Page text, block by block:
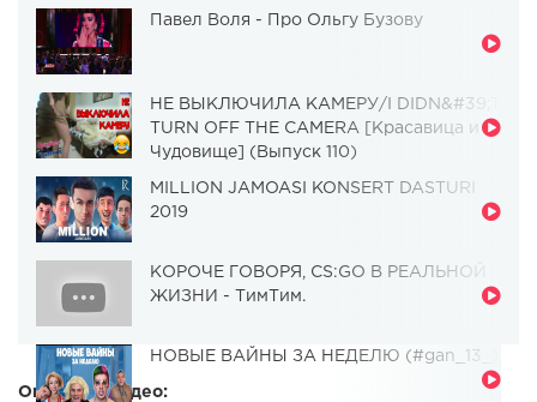
Павел Воля - Про Ольгу Бузову
НЕ ВЫКЛЮЧИЛА КАМЕРУ/I DIDN&#39;T
TURN OFF THE CAMERA [Красавица и
Чудовище] (Выпуск 110)
MILLION JAMOASI KONSERT DASTURI
2019
КОРОЧЕ ГОВОРЯ, CS:GO В РЕАЛЬНОЙ
ЖИЗНИ - ТимТим.
НОВЫЕ ВАЙНЫ ЗА НЕДЕЛЮ (#gan_13_)
Описание видео: